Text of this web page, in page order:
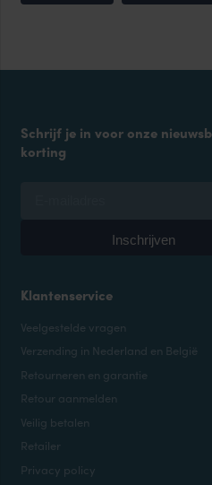
Klantenservice
Veelgestelde vragen
Verzending in Nederland en België
Retourneren en garantie
Retour aanmelden
Veilig betalen
Retailer
Privacy policy
Schrijf je in voor onze
korting